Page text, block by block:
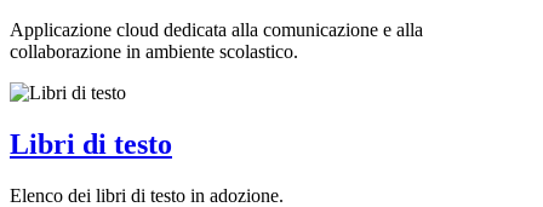
Applicazione cloud dedicata alla comunicazione e alla
collaborazione in ambiente scolastico.
Libri di testo
Elenco dei libri di testo in adozione.